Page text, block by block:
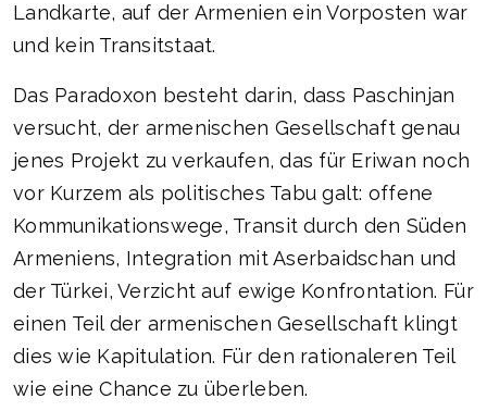
Landkarte, auf der Armenien ein Vorposten war
und kein Transitstaat.
Das Paradoxon besteht darin, dass Paschinjan
versucht, der armenischen Gesellschaft genau
jenes Projekt zu verkaufen, das für Eriwan noch
vor Kurzem als politisches Tabu galt: offene
Kommunikationswege, Transit durch den Süden
Armeniens, Integration mit Aserbaidschan und
der Türkei, Verzicht auf ewige Konfrontation. Für
einen Teil der armenischen Gesellschaft klingt
dies wie Kapitulation. Für den rationaleren Teil
wie eine Chance zu überleben.